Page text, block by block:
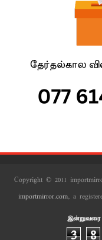
Copyright © 2011
importmirror.com, a
3 8